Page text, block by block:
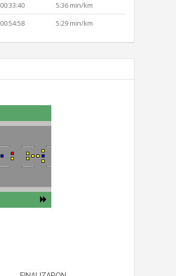
00:33:40
5:36 min/km
00:54:58 5:29 min/km